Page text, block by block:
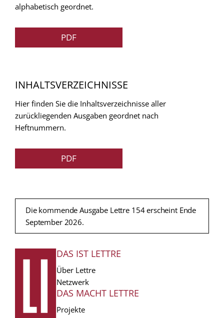
alphabetisch geordnet.
PDF
INHALTSVERZEICHNISSE
Hier finden Sie die Inhaltsverzeichnisse aller
zurückliegenden Ausgaben geordnet nach
Heftnummern.
PDF
Die kommende Ausgabe Lettre 154 erscheint Ende
September 2026.
FUSSZEILE
DAS IST LETTRE
Über Lettre
Netzwerk
DAS MACHT LETTRE
Projekte